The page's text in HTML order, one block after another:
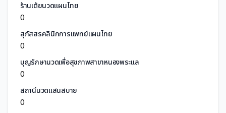
ร้านเต้ยนวดแผนไทย
0
สุภัสสรคลินิกการแพทย์แผนไทย
0
บุญรักษานวดเพื่อสุขภาพสาขาหนองพระแล
0
สถานีนวดแสนสบาย
0